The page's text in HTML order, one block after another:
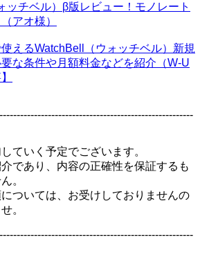
ッチベル）β版レビュー！モノレート
アオ様）
使えるWatchBell（ウォッチベル）新規
な条件や月額料金などを紹介（W-U
ていく予定でございます。
であり、内容の正確性を保証するも
。
ついては、お受けしておりませんの
。